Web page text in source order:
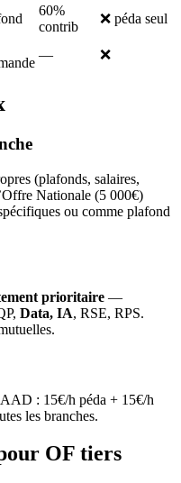
60%
contrib
❌ péda seul
— ❌
(plafonds, salaires,
Nationale (5 000€)
ou comme plafond
prioritaire —
Data, IA, RSE, RPS.
: 15€/h péda + 15€/h
les branches.
OF tiers